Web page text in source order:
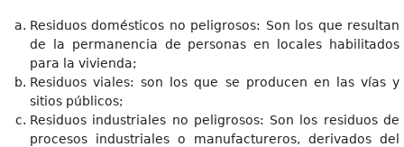
Residuos domésticos no peligrosos: Son los que resultan
de la permanencia de personas en locales habilitados
para la vivienda;
Residuos viales: son los que se producen en las vías y
sitios públicos;
Residuos industriales no peligrosos: Son los residuos de
procesos industriales o manufactureros, derivados del